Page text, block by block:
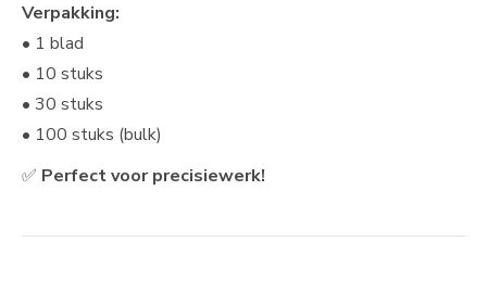
Verpakking:
• 1 blad
• 10 stuks
• 30 stuks
• 100 stuks (bulk)
✅ Perfect voor precisiewerk!